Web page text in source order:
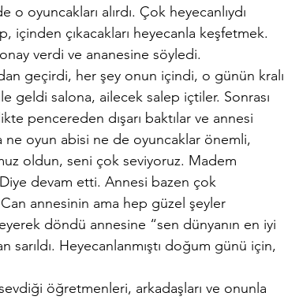
oyuncakları alırdı. Çok heyecanlıydı
çıkacakları heyecanla keşfetmek.
verdi ve ananesine söyledi.
geçirdi, her şey onun içindi, o günün kralı
geldi salona, ailecek salep içtiler. Sonrası
pencereden dışarı baktılar ve annesi
oyun abisi ne de oyuncaklar önemli,
oldun, seni çok seviyoruz. Madem
Diye devam etti. Annesi bazen çok
annesinin ama hep güzel şeyler
döndü annesine “sen dünyanın en iyi
Heyecanlanmıştı doğum günü için,
öğretmenleri, arkadaşları ve onunla